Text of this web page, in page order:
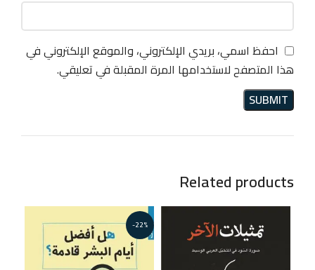
احفظ اسمي، بريدي الإلكتروني، والموقع الإلكتروني في
هذا المتصفح لاستخدامها المرة المقبلة في تعليقي.
Related products
-22%